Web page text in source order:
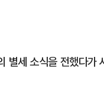
별세 소식을 전했다가